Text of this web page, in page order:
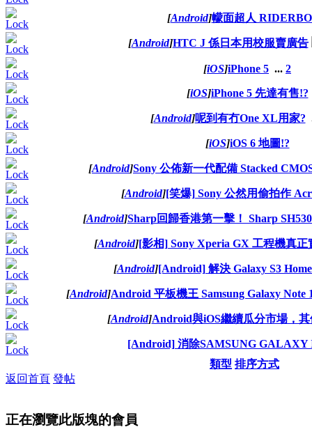
[Android]幪面超人
[Android]HTC J 係日本用校服賣廣告
[iOS]iPhone 5 ... 2
[iOS]iPhone 5 先達有售!?
[Android]呢到有冇One XL用家?
[iOS]iOS 6 地圖!?
[Android]Sony 公佈新一代配備 Stacked
[Android][笑爆] Sony 公然用偷拍作
[Android]Sharp回歸香港第一擊！ Sharp
[Android][影相] Sony Xperia GX 工程機真正
[Android][Android] 解決 Galaxy S3
[Android]Android 平板機王 Samsung Galaxy Note
[Android]Android與iOS繼續瓜分市場，
[Android] 消除SAMSUNG GALAXY
類型 排序方式
返回首頁 發帖
正在瀏覽此版塊的會員